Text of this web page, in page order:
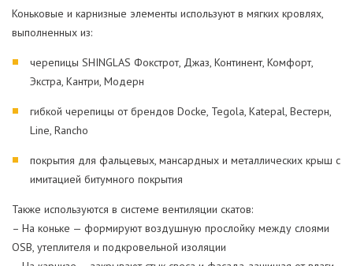
Коньковые и карнизные элементы используют в мягких кровлях,
выполненных из:
черепицы SHINGLAS Фокстрот, Джаз, Континент, Комфорт,
Экстра, Кантри, Модерн
гибкой черепицы от брендов Docke, Tegola, Katepal, Вестерн,
Line, Rancho
покрытия для фальцевых, мансардных и металлических крыш с
имитацией битумного покрытия
Также используются в системе вентиляции скатов:
– На коньке — формируют воздушную прослойку между слоями
OSB, утеплителя и подкровельной изоляции